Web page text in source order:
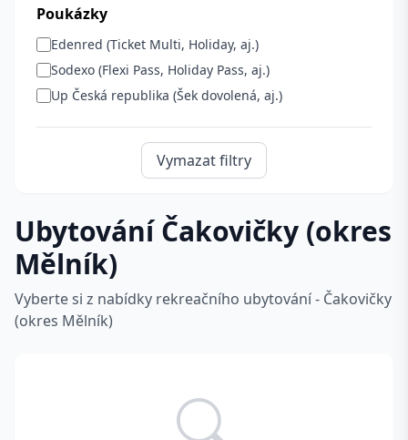
Poukázky
Edenred (Ticket Multi, Holiday, aj.)
Sodexo (Flexi Pass, Holiday Pass, aj.)
Up Česká republika (Šek dovolená, aj.)
Vymazat filtry
Ubytování Čakovičky (okres
Mělník)
Vyberte si z nabídky rekreačního ubytování - Čakovičky
(okres Mělník)